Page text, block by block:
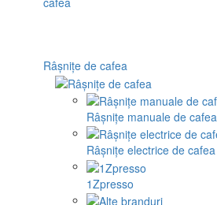
Râșnițe de cafea
Râșnițe manuale de cafea
Râșnițe electrice de cafea
1Zpresso